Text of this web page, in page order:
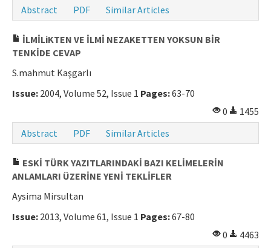
Abstract PDF Similar Articles
İLMİLiKTEN VE İLMİ NEZAKETTEN YOKSUN BİR
TENKİDE CEVAP
S.mahmut Kaşgarlı
Issue: 2004, Volume 52, Issue 1 Pages:63-70
0
1455
Abstract
PDF Similar Articles
ESKİ TÜRK YAZITLARINDAKİ BAZI KELİMELERİN
ANLAMLARI ÜZERİNE YENİ TEKLİFLER
Aysima Mirsultan
Issue: 2013, Volume 61, Issue 1 Pages:67-80
0
4463